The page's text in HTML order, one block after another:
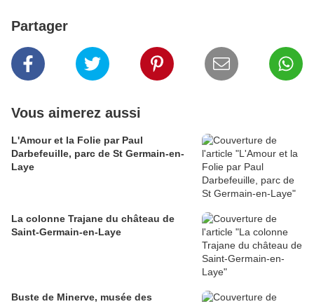
Partager
Vous aimerez aussi
L'Amour et la Folie par Paul
Darbefeuille, parc de St Germain-en-
Laye
La colonne Trajane du château de
Saint-Germain-en-Laye
Buste de Minerve, musée des